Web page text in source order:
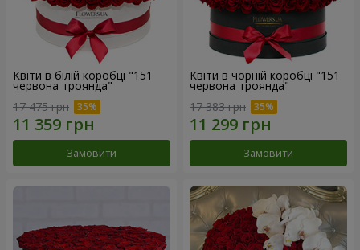
Квіти в білій коробці "151
червона троянда"
17 475 грн
Замовити
Квіти в чорній коробці "151
червона троянда"
17 383 грн
Замовити